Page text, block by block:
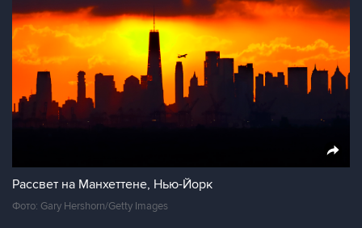
Рассвет на Манхеттене, Нью-Йорк
Фото: Gary Hershorn/Getty Images